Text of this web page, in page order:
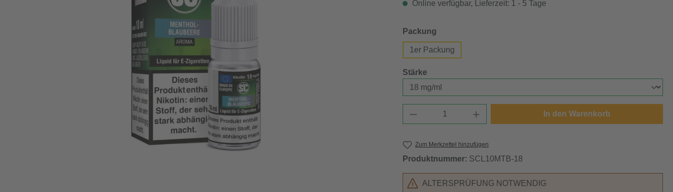
Online verfügbar, Lieferzeit: 1 - 5 Tage
Packung
1er Packung
Stärke
Produkt Anzahl: Gib den gewünschten Wert ein
In den Warenkorb
Zum Merkzettel hinzufügen
Produktnummer: SCL10MTB-18
ALTERSPRÜFUNG NOTWENDIG